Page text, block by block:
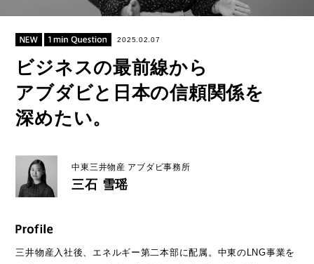
2025.02.07
ビジネスの最前線から
アブダビと日本の信頼関係を
深めたい。
中東三井物産 アブダビ事務所
三石 雪瑶
三井物産入社後、エネルギー第二本部に配属。中東のLNG事業を